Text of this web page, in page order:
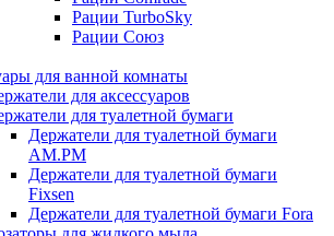
Рации TurboSky
Рации Союз
для ванной комнаты
для аксессуаров
для туалетной бумаги
Держатели для туалетной бумаги
AM.PM
Держатели для туалетной бумаги
Fixsen
Держатели для туалетной бумаги Fora